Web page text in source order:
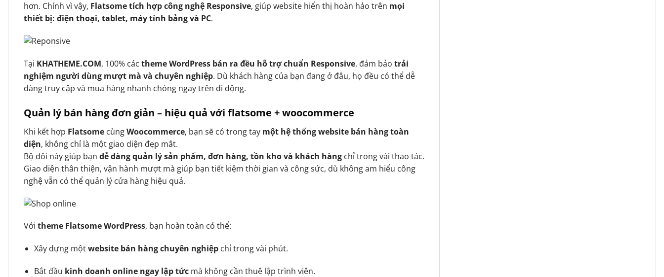
hơn. Chính vì vậy, Flatsome tích hợp công nghệ Responsive, giúp website hiển thị hoàn hảo trên mọi
thiết bị: điện thoại, tablet, máy tính bảng và PC.
Tại KHATHEME.COM, 100% các theme WordPress bán ra đều hỗ trợ chuẩn Responsive, đảm bảo trải
nghiệm người dùng mượt mà và chuyên nghiệp. Dù khách hàng của bạn đang ở đâu, họ đều có thể dễ
dàng truy cập và mua hàng nhanh chóng ngay trên di động.
Quản lý bán hàng đơn giản – hiệu quả với flatsome + woocommerce
Khi kết hợp Flatsome cùngWoocommerce, bạn sẽ có trong tay một hệ thống website bán hàng toàn
diện, không chỉ là một giao diện đẹp mắt.
Bộ đôi này giúp bạn dễ dàng quản lý sản phẩm, đơn hàng, tồn kho và khách hàng chỉ trong vài thao tác.
Giao diện thân thiện, vận hành mượt mà giúp bạn tiết kiệm thời gian và công sức, dù không am hiểu công
nghệ vẫn có thể quản lý cửa hàng hiệu quả.
Với theme Flatsome WordPress, bạn hoàn toàn có thể:
Xây dựng mộtwebsite bán hàng chuyên nghiệpchỉ trong vài phút.
Bắt đầu kinh doanh online ngay lập tứcmà không cần thuê lập trình viên.